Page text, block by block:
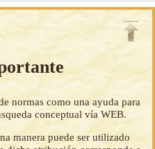
normas como una ayuda para
conceptual vía WEB.
manera puede ser utilizado